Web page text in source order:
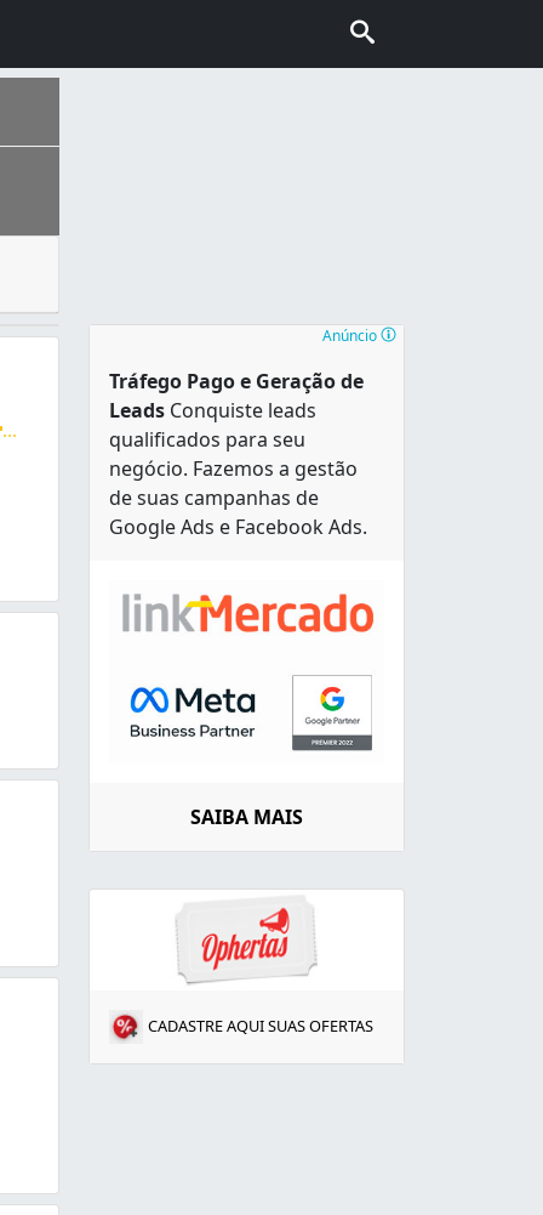
. Constituiu-se a partir da chegada de casais
de Brinquedos, cama elástica, piscina de bolinhas,
Anúncio
Tráfego Pago e Geração de
Leads Conquiste leads
qualificados para seu
negócio. Fazemos a gestão
de suas campanhas de
Google Ads e Facebook Ads.
SAIBA MAIS
CADASTRE AQUI SUAS OFERTAS